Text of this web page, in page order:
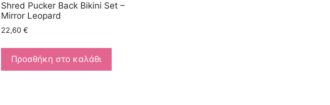
Shred Pucker Back Bikini Set –
Mirror Leopard
22,60€
Προσθήκη στο καλάθι